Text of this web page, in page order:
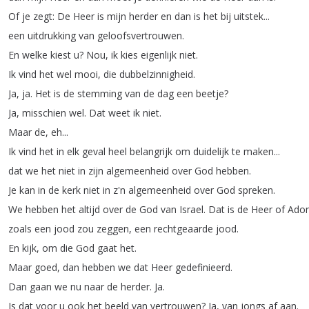
Of je zegt: De Heer is mijn herder en dan is het bij uitstek...
een uitdrukking van geloofsvertrouwen.
En welke kiest u? Nou, ik kies eigenlijk niet.
Ik vind het wel mooi, die dubbelzinnigheid.
Ja, ja. Het is de stemming van de dag een beetje?
Ja, misschien wel. Dat weet ik niet.
Maar de, eh...
Ik vind het in elk geval heel belangrijk om duidelijk te maken...
dat we het niet in zijn algemeenheid over God hebben.
Je kan in de kerk niet in z'n algemeenheid over God spreken.
We hebben het altijd over de God van Israel. Dat is de Heer of
zoals een jood zou zeggen, een rechtgeaarde jood.
En kijk, om die God gaat het.
Maar goed, dan hebben we dat Heer gedefinieerd.
Dan gaan we nu naar de herder. Ja.
Is dat voor u ook het beeld van vertrouwen? Ja, van jongs af aan.